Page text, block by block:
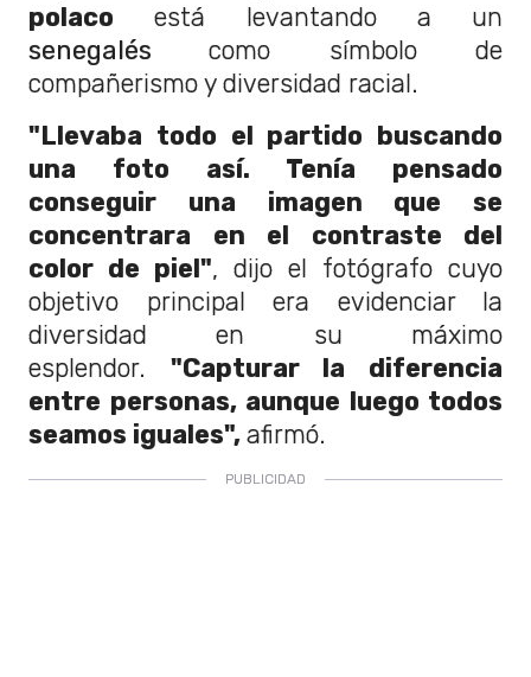
polaco está levantando a un
senegaléscomo símbolo de
compañerismo y diversidad racial.
"Llevaba todo el partido buscando
una foto así. Tenía pensado
conseguir una imagen que se
concentrara en el contraste del
color de piel", dijo el fotógrafo cuyo
objetivo principal era evidenciar la
diversidad en su máximo
esplendor. "Capturar la diferencia
entre personas, aunque luego todos
seamos iguales", afirmó.